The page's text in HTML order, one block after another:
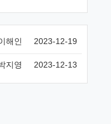
2023-12-19
해인
2023-12-13
지영